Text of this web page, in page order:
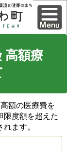
高額療
額の医療費を
限度額を超えた
ます。